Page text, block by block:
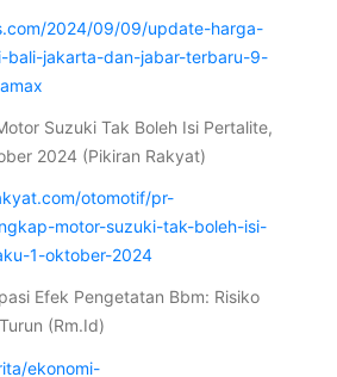
2024/09/09/update-harga-
bali-jakarta-dan-jabar-terbaru-9-
Suzuki Tak Boleh Isi Pertalite,
2024 (Pikiran Rakyat)
otomotif/pr-
motor-suzuki-tak-boleh-isi-
1-oktober-2024
Efek Pengetatan Bbm: Risiko
(Rm.Id)
ekonomi-